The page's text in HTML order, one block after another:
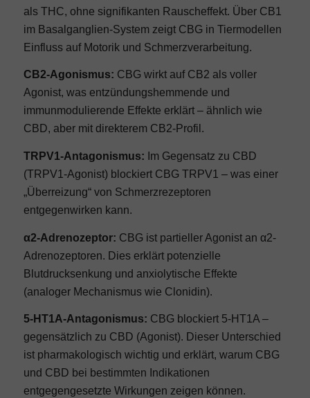
als THC, ohne signifikanten Rauscheffekt. Über CB1
im Basalganglien-System zeigt CBG in Tiermodellen
Einfluss auf Motorik und Schmerzverarbeitung.
CB2-Agonismus: CBG wirkt auf CB2 als voller
Agonist, was entzündungshemmende und
immunmodulierende Effekte erklärt – ähnlich wie
CBD, aber mit direkterem CB2-Profil.
TRPV1-Antagonismus: Im Gegensatz zu CBD
(TRPV1-Agonist) blockiert CBG TRPV1 – was einer
„Überreizung“ von Schmerzrezeptoren
entgegenwirken kann.
α2-Adrenozeptor: CBG ist partieller Agonist an α2-
Adrenozeptoren. Dies erklärt potenzielle
Blutdrucksenkung und anxiolytische Effekte
(analoger Mechanismus wie Clonidin).
5-HT1A-Antagonismus: CBG blockiert 5-HT1A –
gegensätzlich zu CBD (Agonist). Dieser Unterschied
ist pharmakologisch wichtig und erklärt, warum CBG
und CBD bei bestimmten Indikationen
entgegengesetzte Wirkungen zeigen können.